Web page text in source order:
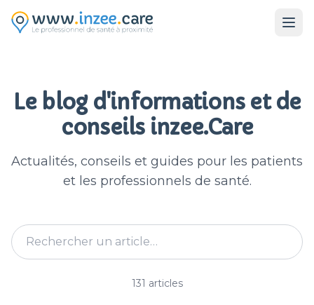
Le blog d'informations et de
conseils inzee.Care
Actualités, conseils et guides pour les patients
et les professionnels de santé.
Rechercher un article
131 articles